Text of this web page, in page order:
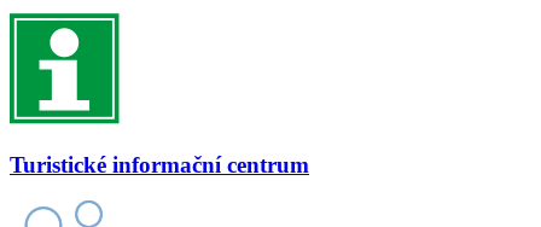
Turistické informační centrum